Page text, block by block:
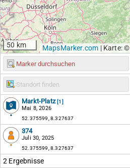
50 km MapsMarker.com |Karte: ©
Markt-Platz [1]
Mai 8, 2026
52.375599, 8.327637
374
Juli 30, 2025
52.375599, 8.327637
2 Ergebnisse